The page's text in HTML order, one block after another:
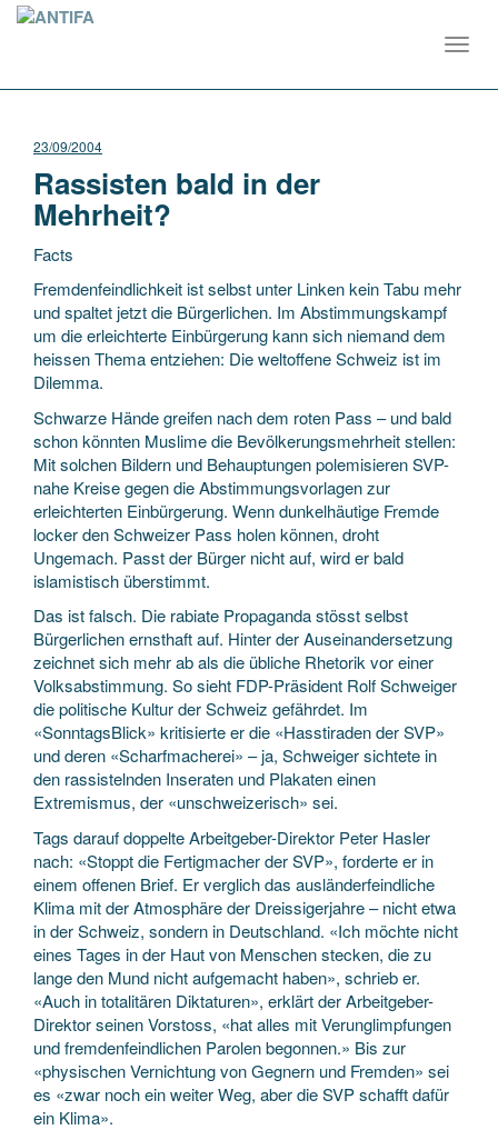
23/09/2004
Rassisten bald in der
Mehrheit?
Facts
Fremdenfeindlichkeit ist selbst unter Linken kein Tabu mehr
und spaltet jetzt die Bürgerlichen. Im Abstimmungskampf
um die erleichterte Einbürgerung kann sich niemand dem
heissen Thema entziehen: Die weltoffene Schweiz ist im
Dilemma.
Schwarze Hände greifen nach dem roten Pass – und bald
schon könnten Muslime die Bevölkerungsmehrheit stellen:
Mit solchen Bildern und Behauptungen polemisieren SVP-
nahe Kreise gegen die Abstimmungsvorlagen zur
erleichterten Einbürgerung. Wenn dunkelhäutige Fremde
locker den Schweizer Pass holen können, droht
Ungemach. Passt der Bürger nicht auf, wird er bald
islamistisch überstimmt.
Das ist falsch. Die rabiate Propaganda stösst selbst
Bürgerlichen ernsthaft auf. Hinter der Auseinandersetzung
zeichnet sich mehr ab als die übliche Rhetorik vor einer
Volksabstimmung. So sieht FDP-Präsident Rolf Schweiger
die politische Kultur der Schweiz gefährdet. Im
«SonntagsBlick» kritisierte er die «Hasstiraden der SVP»
und deren «Scharfmacherei» – ja, Schweiger sichtete in
den rassistelnden Inseraten und Plakaten einen
Extremismus, der «unschweizerisch» sei.
Tags darauf doppelte Arbeitgeber-Direktor Peter Hasler
nach: «Stoppt die Fertigmacher der SVP», forderte er in
einem offenen Brief. Er verglich das ausländerfeindliche
Klima mit der Atmosphäre der Dreissigerjahre – nicht etwa
in der Schweiz, sondern in Deutschland. «Ich möchte nicht
eines Tages in der Haut von Menschen stecken, die zu
lange den Mund nicht aufgemacht haben», schrieb er.
«Auch in totalitären Diktaturen», erklärt der Arbeitgeber-
Direktor seinen Vorstoss, «hat alles mit Verunglimpfungen
und fremdenfeindlichen Parolen begonnen.» Bis zur
«physischen Vernichtung von Gegnern und Fremden» sei
es «zwar noch ein weiter Weg, aber die SVP schafft dafür
ein Klima».